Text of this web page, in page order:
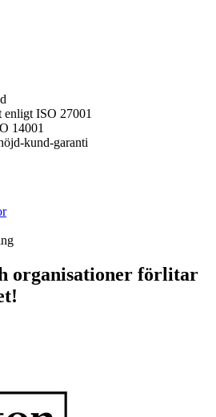
enligt ISO 27001
14001
kund-garanti
organisationer förlitar